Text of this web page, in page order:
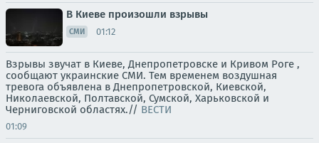
В Киеве произошли взрывы
СМИ 01:12
Взрывы звучат в Киеве, Днепропетровске и Кривом Роге ,
сообщают украинские СМИ. Тем временем воздушная
тревога объявлена в Днепропетровской, Киевской,
Николаевской, Полтавской, Сумской, Харьковской и
Черниговской областях.// ВЕСТИ
01:09